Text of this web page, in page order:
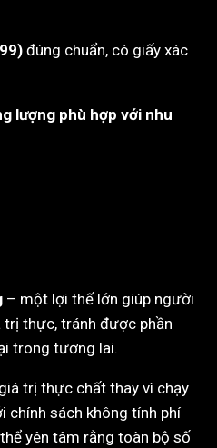
đúng chuẩn, có giấy xác
lượng phù hợp với nhu
– một lợi thế lớn giúp người
thực, tránh được phần
trong tương lai.
trị thực chất thay vì chạy
chính sách không tính phí
yên tâm rằng toàn bộ số